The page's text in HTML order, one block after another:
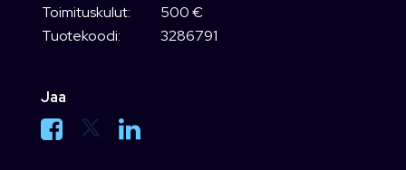
Toimituskulut:
500 €
Tuotekoodi:
3286791
Jaa